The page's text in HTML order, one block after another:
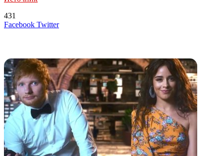
431
Facebook TwitterLinkedIn
Tumblr
Reddit
Вконтакте
Одноклассники
Skype
Messenger
Messenger
WhatsApp
Telegram
Viber
Line
Поделиться
Печатать